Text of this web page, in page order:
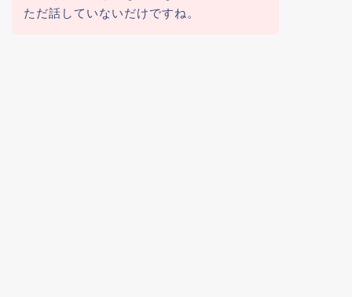
ただ話していないだけですね。